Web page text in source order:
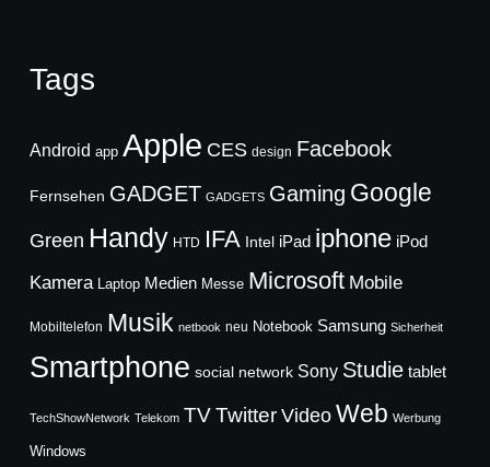
Tags
Android app Apple CES design Facebook
Fernsehen GADGET GADGETS Gaming Google
Green Handy HTD IFA Intel iPad iphone iPod
Kamera Laptop Medien Messe Microsoft Mobile
Mobiltelefon Musik netbook neu Notebook Samsung Sicherheit
Smartphone social network Sony Studie tablet
TechShowNetwork Telekom TVTwitter Video Web Werbung
Windows